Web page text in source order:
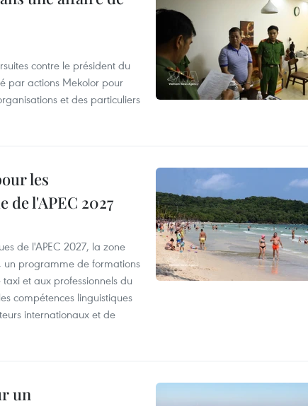
contre le président du
par actions Mekolor pour
et des particuliers
les
de l'APEC 2027
de l'APEC 2027, la zone
programme de formations
et aux professionnels du
compétences linguistiques
internationaux et de
un